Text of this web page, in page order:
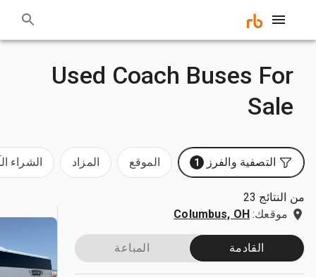
Used Coach Buses For
Sale
التصفية والفرز 1 الموقع المزاد الشراء
من النتائج 23
موقعك: Columbus, OH
القادمة المباعة